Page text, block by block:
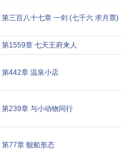
第三百八十七章 一剑 (七千六 求月票)
第1559章 七天王府来人
第442章 温泉小店
第239章 与小动物同行
第77章 舰船形态